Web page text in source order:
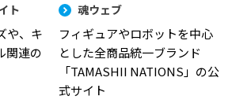
ト
や、キ
関連の
魂ウェブ
フィギュアやロボットを中心
とした全商品統一ブランド
「TAMASHII NATIONS」の公
式サイト